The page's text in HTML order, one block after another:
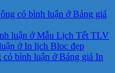
có bình luận ở Bảng giá
luận ở Mẫu Lịch Tết TLV
ở In lịch Bloc đẹp
có bình luận ở Bảng giá In